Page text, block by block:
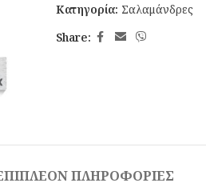
Κατηγορία: Σαλαμάνδρες
Share:
ΠΛΗΡΟΦΟΡΊΕΣ